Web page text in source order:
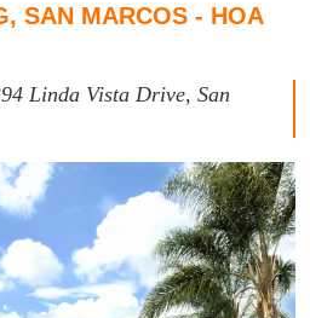
SAN MARCOS - HOA
Linda Vista Drive, San